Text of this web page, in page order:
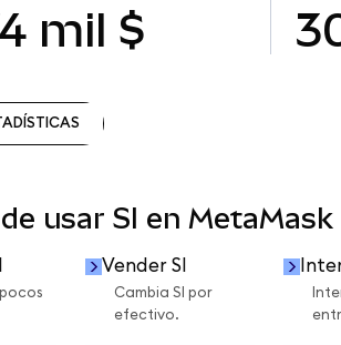
mil $
usar SI en MetaMask
Vender SI
Cambia SI por
efectivo.